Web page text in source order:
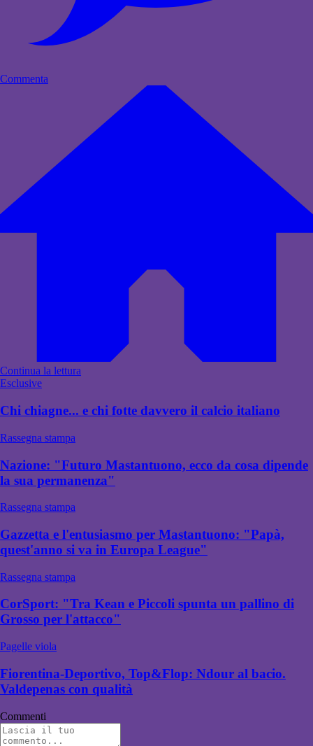
Commenta
Continua la lettura
Esclusive
Chi chiagne... e chi fotte davvero il calcio italiano
Rassegna stampa
Nazione: "Futuro Mastantuono, ecco da cosa dipende
la sua permanenza"
Rassegna stampa
Gazzetta e l'entusiasmo per Mastantuono: "Papà,
quest'anno si va in Europa League"
Rassegna stampa
CorSport: "Tra Kean e Piccoli spunta un pallino di
Grosso per l'attacco"
Pagelle viola
Fiorentina-Deportivo, Top&Flop: Ndour al bacio.
Valdepenas con qualità
Commenti